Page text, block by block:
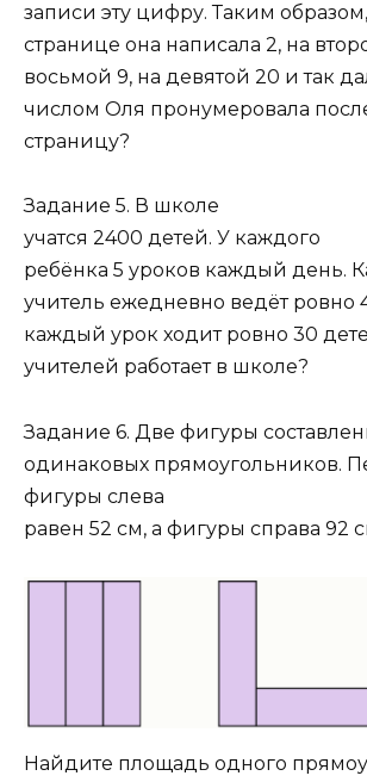
записи эту цифру. Таким
странице она написала 2, на
восьмой 9, на девятой 20 и так
числом Оля пронумеровала
страницу?
Задание 5. В школе
учатся 2400 детей. У каждого
ребёнка 5 уроков каждый день.
учитель ежедневно ведёт ровно
каждый урок ходит ровно 30
учителей работает в школе?
Задание 6. Две фигуры
одинаковых прямоугольников.
фигуры слева
равен 52 см, а фигуры справа 92
Найдите площадь одного